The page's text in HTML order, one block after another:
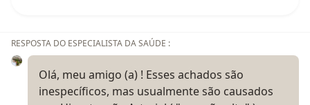
RESPOSTA DO ESPECIALISTA DA SAÚDE :
Olá, meu amigo (a) ! Esses achados são
inespecíficos, mas usualmente são causados